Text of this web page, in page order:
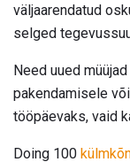
väljaarendatud
selged
Need uued
pakendamisele
tööpäevaks, vaid
Doing 100